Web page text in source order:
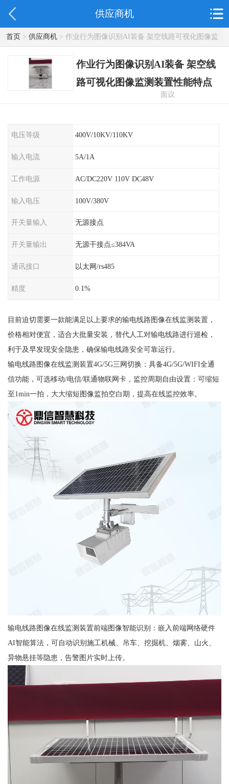
供应商机
首页> 供应商机> 作业行为图像识别AI装备 架空线路可视化图像监
测装置性能特点
作业行为图像识别AI装备 架空线
路可视化图像监测装置性能特点
面议
电压等级 400V/10KV/110KV
输入电流 5A/1A
工作电源 AC/DC220V 110V DC48V
输入电压 100V/380V
开关量输入 无源接点
开关量输出 无源干接点≤384VA
通讯接口 以太网/rs485
精度 0.1%
目前迫切需要一款能满足以上要求的输电线路图像在线监测装置，
价格相对便宜，适合大批量安装，替代人工对输电线路进行巡检，
利于及早发现安全隐患，确保输电线路安全可靠运行。
输电线路图像在线监测装置4G/5G三网切换：具备4G/5G/WIFI全通
信功能，可选移动/电信/联通物联网卡，监控周期自由设置：可缩短
至1min一拍，大大缩短图像监拍空白期，提高在线监控效率。
输电线路图像在线监测装置前端图像智能识别：嵌入前端网络硬件
AI智能算法，可自动识别施工机械、吊车、挖掘机、烟雾、山火、
异物悬挂等隐患，告警图片实时上传。